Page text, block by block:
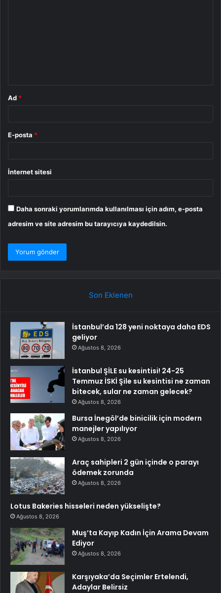
Ad *
E-posta *
İnternet sitesi
Daha sonraki yorumlarımda kullanılması için adım, e-posta
adresim ve site adresim bu tarayıcıya kaydedilsin.
Son Eklenen
İstanbul’da 128 yeni noktaya daha EDS
geliyor
Ağustos 8, 2026
İstanbul ŞİLE su kesintisi! 24-25
Temmuz İSKİ Şile su kesintisi ne zaman
bitecek, sular ne zaman gelecek?
Ağustos 8, 2026
Bursa İnegöl’de binicilik için modern
manejler yapılıyor
Ağustos 8, 2026
Araç sahipleri 2 gün içinde o parayı
ödemek zorunda
Ağustos 8, 2026
Lotus Bakeries hisseleri neden yükselişte?
Ağustos 8, 2026
Muş’ta Kayıp Kadın İçin Arama Devam
Ediyor
Ağustos 8, 2026
Karşıyaka’da Seçimler Ertelendi,
Adaylar Belirsiz